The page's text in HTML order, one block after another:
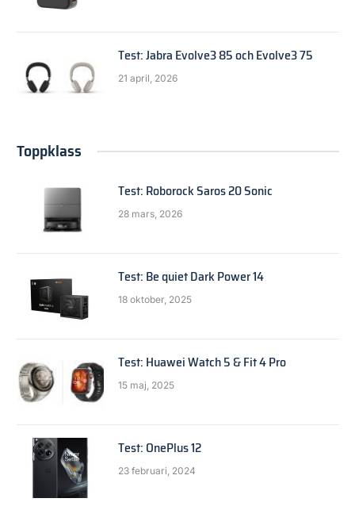
Test: Jabra Evolve3 85 och Evolve3 75
21 april, 2026
Toppklass
Test: Roborock Saros 20 Sonic
28 mars, 2026
Test: Be quiet Dark Power 14
18 oktober, 2025
Test: Huawei Watch 5 & Fit 4 Pro
15 maj, 2025
Test: OnePlus 12
23 februari, 2024